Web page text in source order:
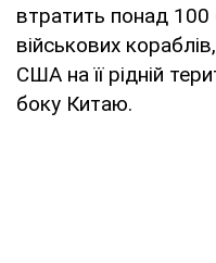
втратить понад 100
військових
США на її рідній
боку Китаю.